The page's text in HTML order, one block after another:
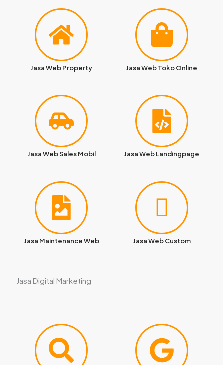
Jasa Web Property Jasa Web Toko Online
Jasa Web Sales Mobil Jasa Web Landingpage
Jasa Maintenance Web Jasa Web Custom
Jasa Digital Marketing